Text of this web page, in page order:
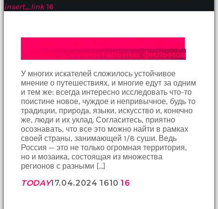
insert_link 16
лучших документальных фильмов
У многих искателей сложилось устойчивое
мнение о путешествиях, и многие едут за одним
и тем же: всегда интересно исследовать что-то
поистине новое, чуждое и непривычное, будь то
традиции, природa, языки, искусство и, конечно
же, люди и их уклад. Согласитесь, приятно
осознавать, что все это можно найти в рамках
своей страны, занимающей 1/8 суши. Ведь
Россия — это не только огромная территория,
но и мозаика, состоящая из множества
регионов с разными […]
TODAY17.04.2024 1610 16